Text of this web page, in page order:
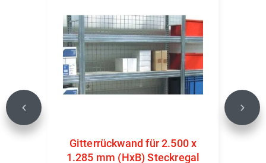
Gitterrückwand für 2.500 x
1.285 mm (HxB) Steckregal
Previous Next